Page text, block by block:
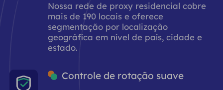
Nossa rede de proxy residencial cobre
mais de 190 locais e oferece
segmentação por localização
geográfica em nível de país, cidade e
estado.
Controle de rotação suave